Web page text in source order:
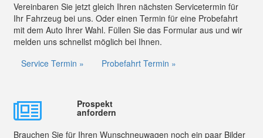
Vereinbaren Sie jetzt gleich Ihren nächsten Servicetermin für
Ihr Fahrzeug bei uns. Oder einen Termin für eine Probefahrt
mit dem Auto Ihrer Wahl. Füllen Sie das Formular aus und wir
melden uns schnellst möglich bei Ihnen.
Service Termin »
Probefahrt Termin »
Prospekt
anfordern
Brauchen Sie für Ihren Wunschneuwagen noch ein paar Bilder